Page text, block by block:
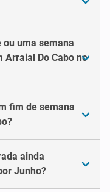
uma semana
Arraial Do Cabo no
fim de semana
ainda
Junho?